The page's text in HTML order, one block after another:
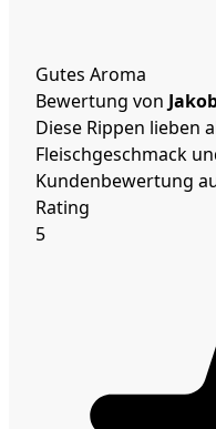
Gutes Aroma
Bewertung von
Diese Rippen lieben
Fleischgeschmack
Kundenbewertung
Rating
5